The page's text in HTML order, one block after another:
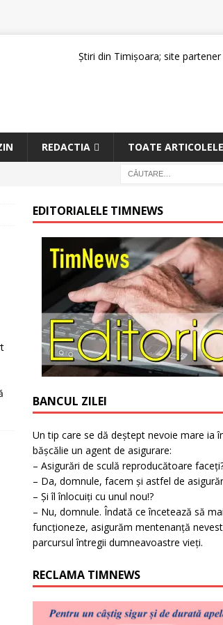
Știri din Timișoara; site partener
REDACTIA TOATE ARTICOLELE
EDITORIALELE TIMNEWS
BANCUL ZILEI
Un tip care se dă deștept nevoie mare ia
bășcălie un agent de asigurare:
– Asigurări de sculă reproducătoare
– Da, domnule, facem și astfel de
– Și îl înlocuiți cu unul nou!?
– Nu, domnule. Îndată ce încetează să mai
funcționeze, asigurăm mentenanță
parcursul întregii dumneavoastre vieți.
RECLAMA TIMNEWS